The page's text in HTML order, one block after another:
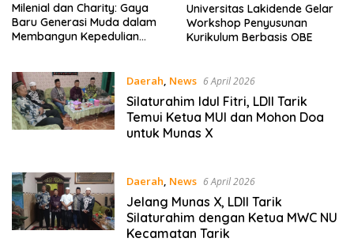
Milenial dan Charity: Gaya
Baru Generasi Muda dalam
Membangun Kepedulian
Universitas Lakidende Gelar
Workshop Penyusunan
Kurikulum Berbasis OBE
Daerah, News 6 April 2026
Silaturahim Idul Fitri, LDII Tarik
Temui Ketua MUI dan Mohon Doa
untuk Munas X
Daerah, News 6 April 2026
Jelang Munas X, LDII Tarik
Silaturahim dengan Ketua MWC NU
Kecamatan Tarik